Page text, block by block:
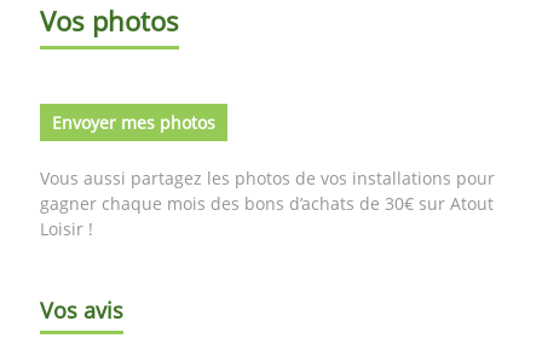
Vos photos
Envoyer mes photos
Vous aussi partagez les photos de vos installations pour
gagner chaque mois des bons d’achats de 30€ sur Atout
Loisir !
Vos avis